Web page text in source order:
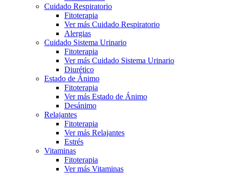
Cuidado Respiratorio
Fitoterapia
Ver más Cuidado Respiratorio
Alergias
Cuidado Sistema Urinario
Fitoterapia
Ver más Cuidado Sistema Urinario
Diurético
Estado de Ánimo
Fitoterapia
Ver más Estado de Ánimo
Desánimo
Relajantes
Fitoterapia
Ver más Relajantes
Estrés
Vitaminas
Fitoterapia
Ver más Vitaminas